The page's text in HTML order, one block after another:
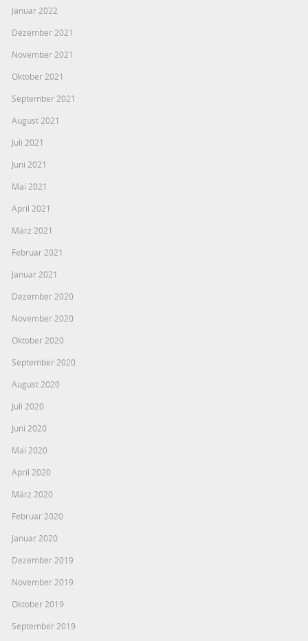
Januar 2022
Dezember 2021
November 2021
Oktober 2021
September 2021
August 2021
Juli 2021
Juni 2021
Mai 2021
April 2021
März 2021
Februar 2021
Januar 2021
Dezember 2020
November 2020
Oktober 2020
September 2020
August 2020
Juli 2020
Juni 2020
Mai 2020
April 2020
März 2020
Februar 2020
Januar 2020
Dezember 2019
November 2019
Oktober 2019
September 2019